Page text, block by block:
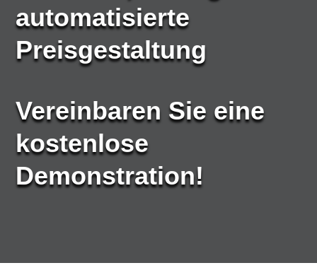
automatisierte
Preisgestaltung
Vereinbaren Sie eine
kostenlose
Demonstration!